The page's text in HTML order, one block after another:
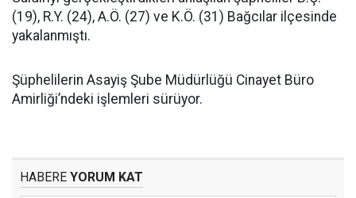
(19), R.Y. (24), A.Ö. (27) ve K.Ö. (31) Bağcılar ilçesinde
yakalanmıştı.
Şüphelilerin Asayiş Şube Müdürlüğü Cinayet Büro
Amirliği’ndeki işlemleri sürüyor.
HABERE YORUM KAT